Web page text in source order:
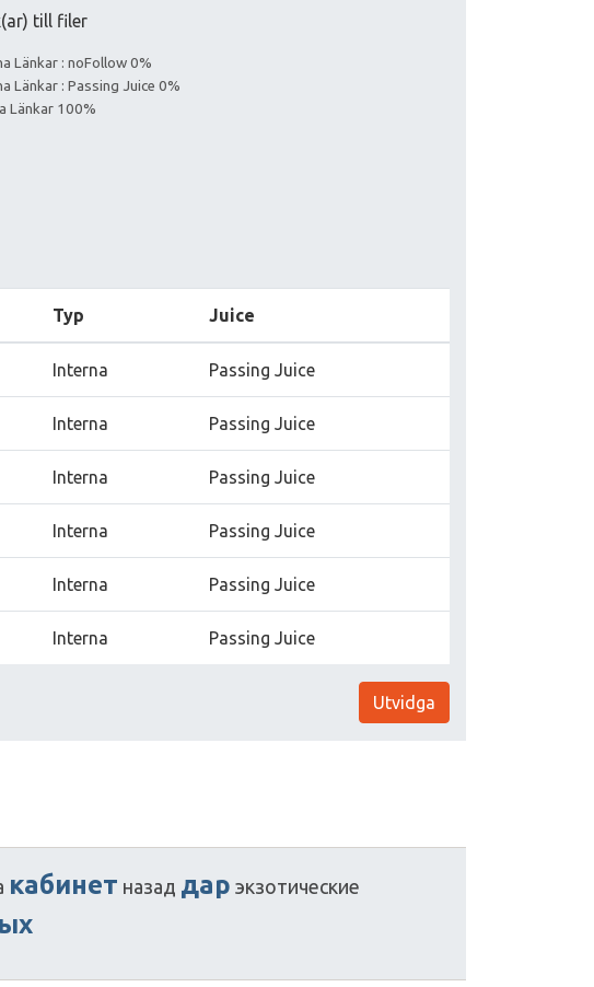
till filer
Länkar : noFollow 0%
Länkar : Passing Juice 0%
Länkar 100%
Typ Juice
Interna Passing Juice
Interna Passing Juice
Interna Passing Juice
Interna Passing Juice
Interna Passing Juice
Interna Passing Juice
Utvidga
кабинет назад дар экзотические